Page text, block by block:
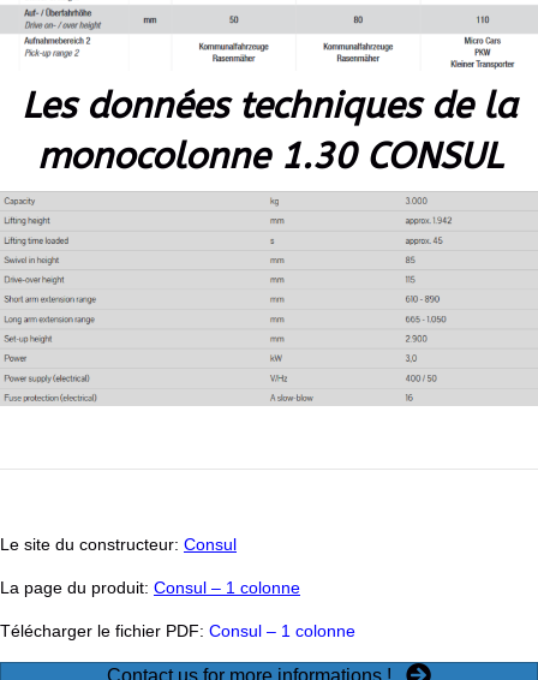
Les données techniques de la
monocolonne 1.30 CONSUL
Le site du constructeur: Consul
La page du produit: Consul – 1 colonne
Télécharger le fichier PDF: Consul – 1 colonne